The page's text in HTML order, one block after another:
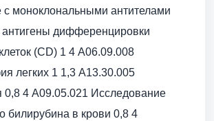
с моноклональными антителами
антигены дифференцировки
(CD) 1 4 A06.09.008
легких 1 1,3 A13.30.005
0,8 4 A09.05.021 Исследование
билирубина в крови 0,8 4